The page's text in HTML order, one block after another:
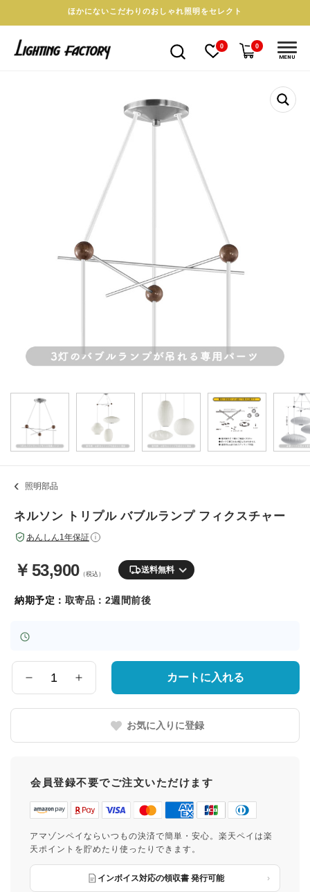
ほかにないこだわりのおしゃれ照明をセレクト
0 0
MENU
照明部品
ネルソン トリプル バブルランプ フィクスチャー
あんしん1年保証 i
￥ 53,900（税込） 送料無料
納期予定： 取寄品：2週間前後
量
カートに入れる
お気に入りに登録
会員登録不要でご注文いただけます
アマゾンペイならいつもの決済で簡単・安心。楽天ペイは楽
天ポイントを貯めたり使ったりできます。
インボイス対応の領収書 発行可能